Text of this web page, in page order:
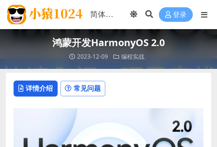
登录
鸿蒙开发HarmonyOS 2.0
2023-12-09 编程实战
详情介绍 常见问题